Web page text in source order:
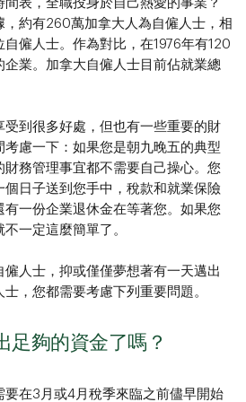
表，全職投身於自己熱愛的事業？
，約有260萬加拿大人為自僱人士，相
僱人士。作為對比，在1976年有120
企業。加拿大自僱人士目前佔就業總
到很多好處，但也有一些重要的財
慮一下：如果您是朝九晚五的典型
務管理事宜都不需要自己操心。您
個日子送到您手中，稅款和就業保險
一份企業退休金在等著您。如果您
一定這麼簡單了。
人士，抑或僅僅夢想著有一天邁出
，您都需要考慮下列重要問題。
足夠的資金了嗎？
要在3月或4月稅季來臨之前儘早開始